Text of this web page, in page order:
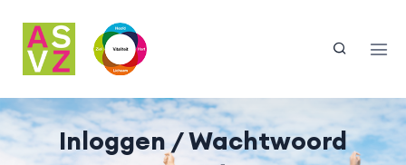
Inloggen / Wachtwoord